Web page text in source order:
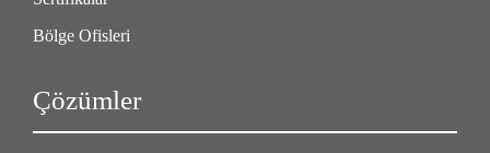
Bölge Ofisleri
Çözümler